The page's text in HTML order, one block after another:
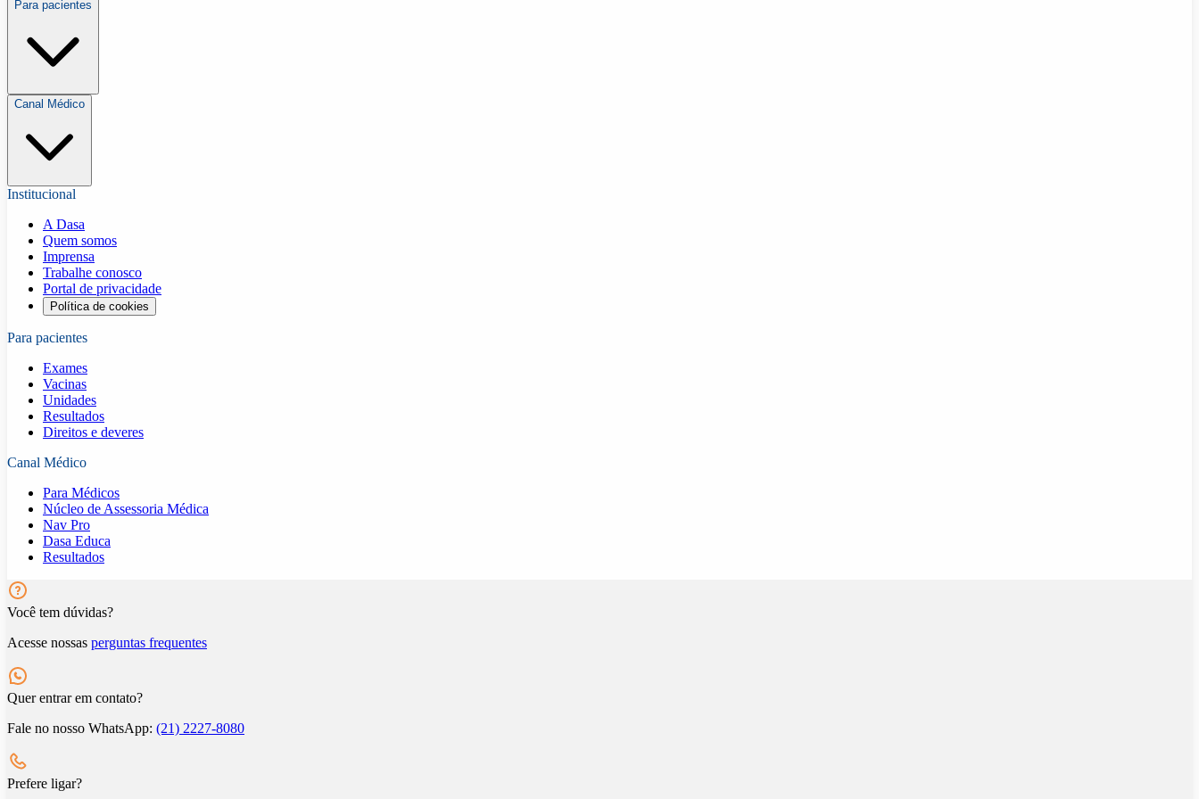
Para pacientes
Canal Médico
Institucional
A Dasa
Quem somos
Imprensa
Trabalhe conosco
Portal de privacidade
Política de cookies
Para pacientes
Exames
Vacinas
Unidades
Resultados
Direitos e deveres
Canal Médico
Para Médicos
Núcleo de Assessoria Médica
Nav Pro
Dasa Educa
Resultados
Você tem dúvidas?
Acesse nossas perguntas frequentes
Quer entrar em contato?
Fale no nosso WhatsApp: (21) 2227-8080
Prefere ligar?